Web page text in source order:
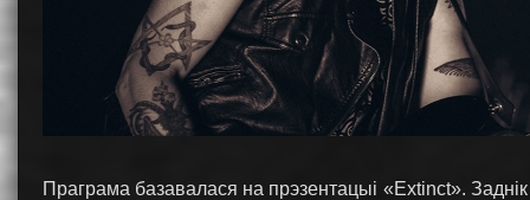
Праграма базавалася на прэзентацыі «Extinct».